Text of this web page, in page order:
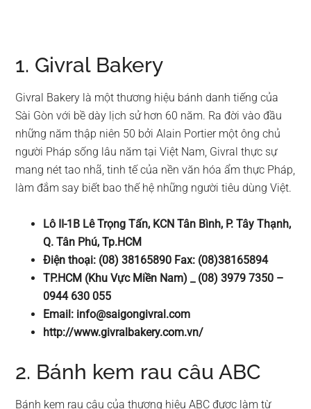
1. Givral Bakery
Givral Bakery là một thương hiệu bánh danh tiếng của
Sài Gòn với bề dày lịch sử hơn 60 năm. Ra đời vào đầu
những năm thập niên 50 bởi Alain Portier một ông chủ
người Pháp sống lâu năm tại Việt Nam, Givral thực sự
mang nét tao nhã, tinh tế của nền văn hóa ẩm thực Pháp,
làm đắm say biết bao thế hệ những người tiêu dùng Việt.
Lô II-1B Lê Trọng Tấn, KCN Tân Bình, P. Tây Thạnh,
Q. Tân Phú, Tp.HCM
Điện thoại: (08) 38165890 Fax: (08)38165894
TP.HCM (Khu Vực Miền Nam) _ (08) 3979 7350 –
0944 630 055
Email: info@saigongivral.com
http://www.givralbakery.com.vn/
2. Bánh kem rau câu ABC
Bánh kem rau câu của thương hiệu ABC được làm từ